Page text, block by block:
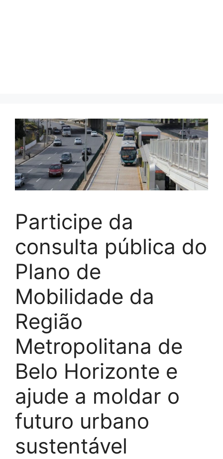
Participe da
consulta pública do
Plano de
Mobilidade da
Região
Metropolitana de
Belo Horizonte e
ajude a moldar o
futuro urbano
sustentável